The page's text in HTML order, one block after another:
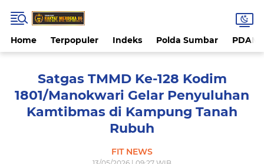
Home Terpopuler Indeks Polda Sumbar PDAM
Satgas TMMD Ke-128 Kodim
1801/Manokwari Gelar Penyuluhan
Kamtibmas di Kampung Tanah
Rubuh
FIT NEWS